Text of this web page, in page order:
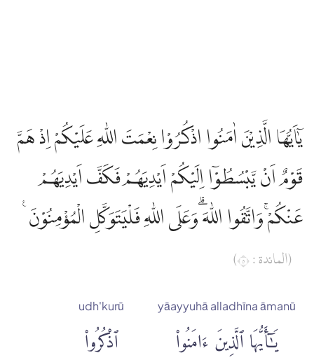
يٰٓاَيُّهَا الَّذِيْنَ اٰمَنُوا اذْكُرُوْا نِعْمَتَ اللّٰهِ عَلَيْكُمْ اِذْ هَمَّ
قَوْمٌ اَنْ يَّبْسُطُوْٓا اِلَيْكُمْ اَيْدِيَهُمْ فَكَفَّ اَيْدِيَهُمْ
عَنْكُمْۚ وَاتَّقُوا اللّٰهَ ۗوَعَلَى اللّٰهِ فَلْيَتَوَكَّلِ الْمُؤْمِنُوْنَ ࣖ
(المائدة : ٥)
yāayyuhā alladhīna āmanū
يَٰٓأَيُّهَا ٱلَّذِينَ ءَامَنُوا۟
udh'kurū
ٱذْكُرُوا۟